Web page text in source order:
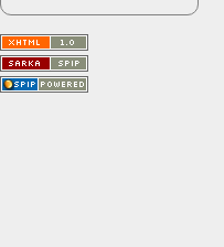
actuellement aucune prévision
Saint-Nom.
Veuillez consulter le message du
service ci-dessous.
(401 - Invalid API key. Please see
https://openweathermap.org/faq#error401